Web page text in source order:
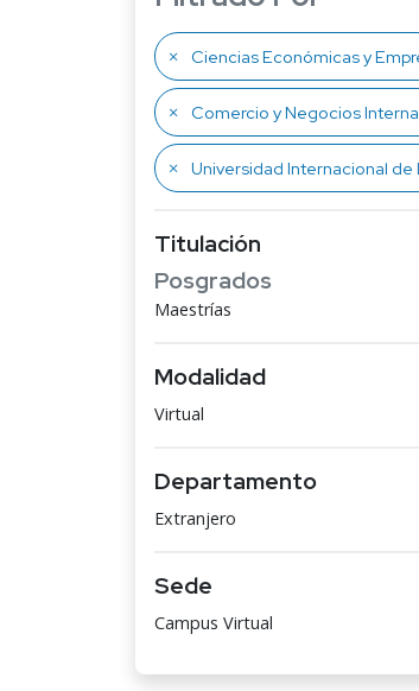
Ciencias Económicas y
Comercio y Negocios
Universidad Internacional de La Rioja
Titulación
Posgrados
Maestrías
Modalidad
Virtual
Departamento
Extranjero
Sede
Campus Virtual